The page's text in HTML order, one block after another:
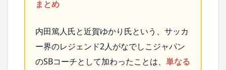
まとめ
内田篤人氏と近賀ゆかり氏という、サッカ
ー界のレジェンド2人がなでしこジャパン
のSBコーチとして加わったことは、 単なる